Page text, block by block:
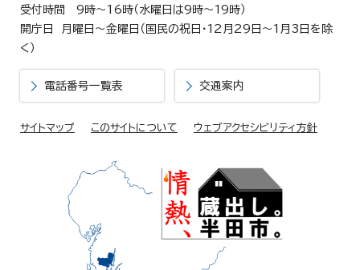
受付時間 9時～16時（水曜日は9時～19時）
開庁日 月曜日～金曜日（国民の祝日・12月29日～1月3日を除
く）
電話番号一覧表 交通案内
サイトマップ このサイトについて ウェブアクセシビリティ方針